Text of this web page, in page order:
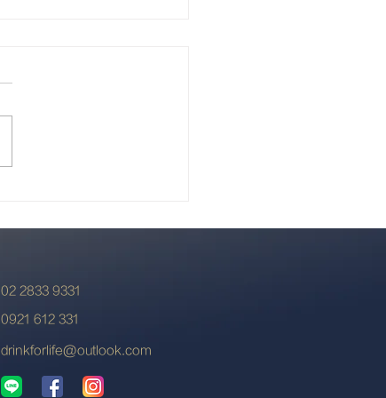
02 2833 9331
0921 612 331
drinkforlife@outlook.com